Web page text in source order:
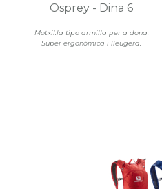
Motxil.la tipo armilla per a dona.
Súper ergonòmica i lleugera.
Osprey - Dina 6